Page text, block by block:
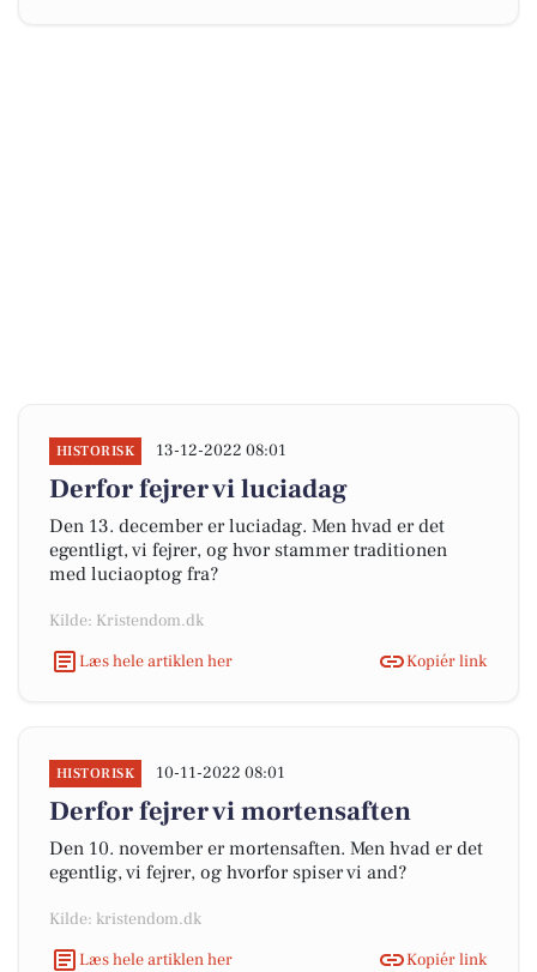
HISTORISK 13-12-2022 08:01
Derfor fejrer vi luciadag
Den 13. december er luciadag. Men hvad er det
egentligt, vi fejrer, og hvor stammer traditionen
med luciaoptog fra?
Kilde: Kristendom.dk
Læs hele artiklen her
Kopiér link
HISTORISK 10-11-2022 08:01
Derfor fejrer vi mortensaften
Den 10. november er mortensaften. Men hvad er det
egentlig, vi fejrer, og hvorfor spiser vi and?
Kilde: kristendom.dk
Læs hele artiklen her
Kopiér link